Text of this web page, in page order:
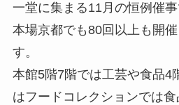
一堂に集まる11月の恒例催事
本場京都でも80回以上も開
す。
本館5階7階では工芸や食品4
はフードコレクションでは